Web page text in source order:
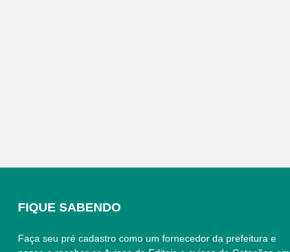
FIQUE SABENDO
Faça seu pré cadastro como um fornecedor da prefeitura e